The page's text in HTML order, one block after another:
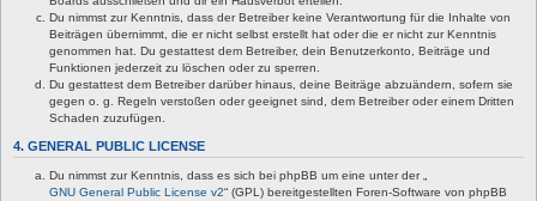
Du nimmst zur Kenntnis, dass der Betreiber keine Verantwortung für die Inhalte von
Beiträgen übernimmt, die er nicht selbst erstellt hat oder die er nicht zur Kenntnis
genommen hat. Du gestattest dem Betreiber, dein Benutzerkonto, Beiträge und
Funktionen jederzeit zu löschen oder zu sperren.
Du gestattest dem Betreiber darüber hinaus, deine Beiträge abzuändern, sofern sie
gegen o. g. Regeln verstoßen oder geeignet sind, dem Betreiber oder einem Dritten
Schaden zuzufügen.
4. GENERAL PUBLIC LICENSE
Du nimmst zur Kenntnis, dass es sich bei phpBB um eine unter der „
GNU General Public License v2“ (GPL) bereitgestellten Foren-Software von phpBB